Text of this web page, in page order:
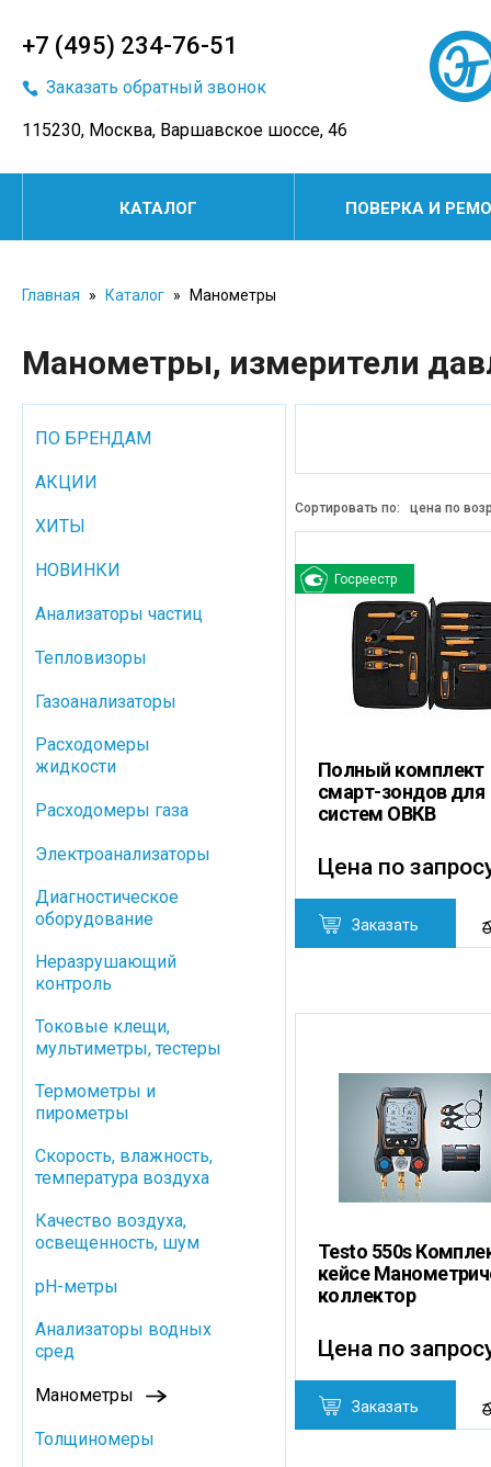
+7 (495) 234-76-51
Заказать обратный звонок
115230, Москва, Варшавское шоссе, 46
КАТАЛОГ ПОВЕРКА И
Главная » Каталог » Манометры
Манометры, измерители
Сортировать по: цена по
Госреестр
Полный комплект
смарт-зондов для
систем ОВКВ
Цена по
Заказать
Testo 550s
кейсе
коллектор
Цена по
Заказать
ПО БРЕНДАМ
АКЦИИ
ХИТЫ
НОВИНКИ
Анализаторы частиц
Тепловизоры
Газоанализаторы
Расходомеры
жидкости
Расходомеры газа
Электроанализаторы
Диагностическое
оборудование
Неразрушающий
контроль
Токовые клещи,
мультиметры, тестеры
Термометры и
пирометры
Скорость, влажность,
температура воздуха
Качество воздуха,
освещенность, шум
pH-метры
Анализаторы водных
сред
Манометры
Толщиномеры